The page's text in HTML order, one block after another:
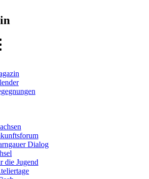
Dialog
die Jugend